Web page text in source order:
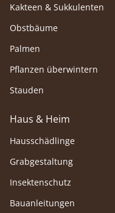
Kakteen & Sukkulenten
Obstbäume
Palmen
Pflanzen überwintern
Stauden
Haus & Heim
Hausschädlinge
Grabgestaltung
Insektenschutz
Bauanleitungen